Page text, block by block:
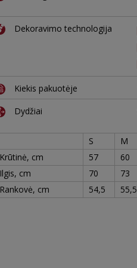
Dekoravimo technologija
Kiekis pakuotėje
Dydžiai
S M
Krūtinė, cm
57 60
Ilgis, cm
70 73
Rankovė, cm
54,5 55,5